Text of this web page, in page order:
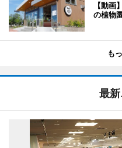
【動
の植物
も
最